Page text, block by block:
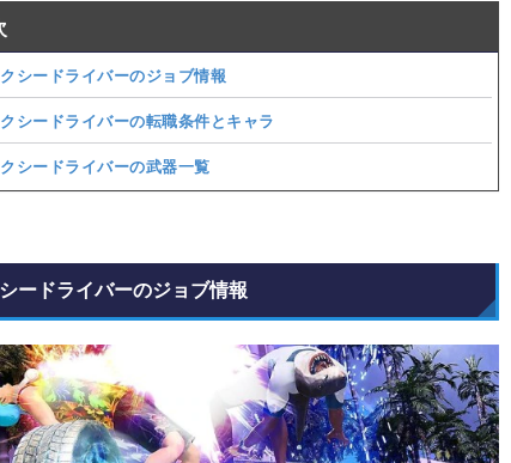
シードライバーのジョブ情報
シードライバーの転職条件とキャラ
シードライバーの武器一覧
ードライバーのジョブ情報